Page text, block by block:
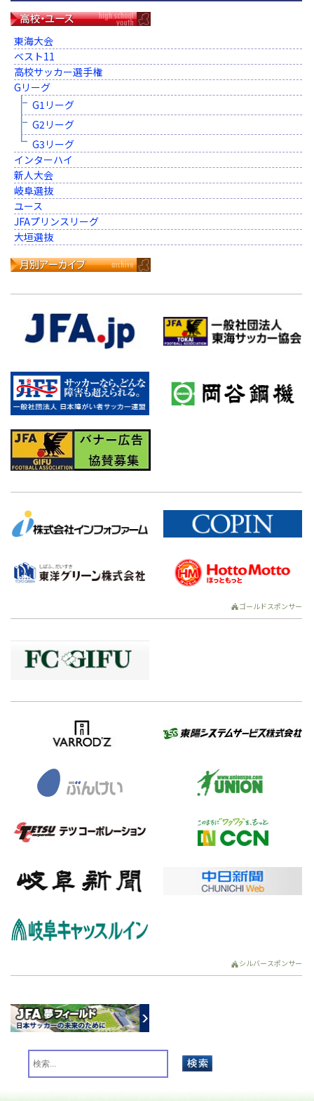
東海大会
ベスト11
高校サッカー選手権
Gリーグ
G1リーグ
G2リーグ
G3リーグ
インターハイ
新人大会
岐阜選抜
ユース
JFAプリンスリーグ
大垣選抜
ゴールドスポンサー
シルバースポンサー